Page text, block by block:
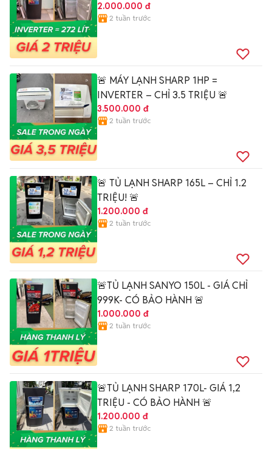
2.000.000 đ
2 tuần trước
🚨 MÁY LẠNH SHARP 1HP =
INVERTER – CHỈ 3.5 TRIỆU 🚨
3.500.000 đ
2 tuần trước
🚨 TỦ LẠNH SHARP 165L – CHỈ 1.2
TRIỆU! 🚨
1.200.000 đ
2 tuần trước
🚨TỦ LẠNH SANYO 150L - GIÁ CHỈ
999K- CÓ BẢO HÀNH 🚨
1.000.000 đ
2 tuần trước
🚨TỦ LẠNH SHARP 170L- GIÁ 1,2
TRIỆU - CÓ BẢO HÀNH 🚨
1.200.000 đ
2 tuần trước